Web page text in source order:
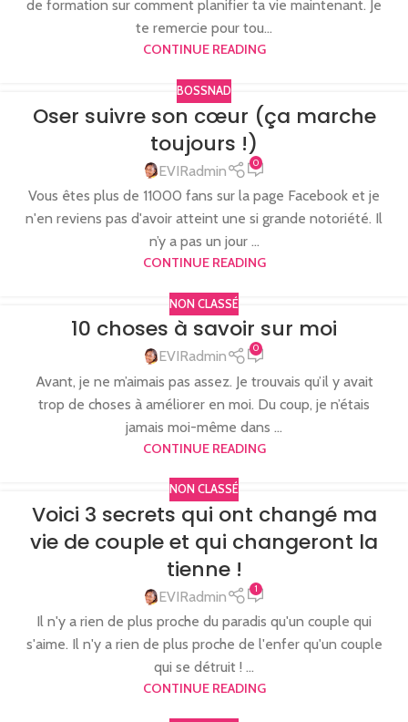
de formation sur comment planifier ta vie maintenant. Je
te remercie pour tou...
CONTINUE READING
BOSSNAD
Oser suivre son cœur (ça marche
toujours !)
EVIRadmin 0
Vous êtes plus de 11000 fans sur la page Facebook et je
n'en reviens pas d'avoir atteint une si grande notoriété. Il
n’y a pas un jour ...
CONTINUE READING
NON CLASSÉ
10 choses à savoir sur moi
EVIRadmin 0
Avant, je ne m’aimais pas assez. Je trouvais qu’il y avait
trop de choses à améliorer en moi. Du coup, je n’étais
jamais moi-même dans ...
CONTINUE READING
NON CLASSÉ
Voici 3 secrets qui ont changé ma
vie de couple et qui changeront la
tienne !
EVIRadmin 1
Il n'y a rien de plus proche du paradis qu'un couple qui
s'aime. Il n'y a rien de plus proche de l'enfer qu'un couple
qui se détruit ! ...
CONTINUE READING